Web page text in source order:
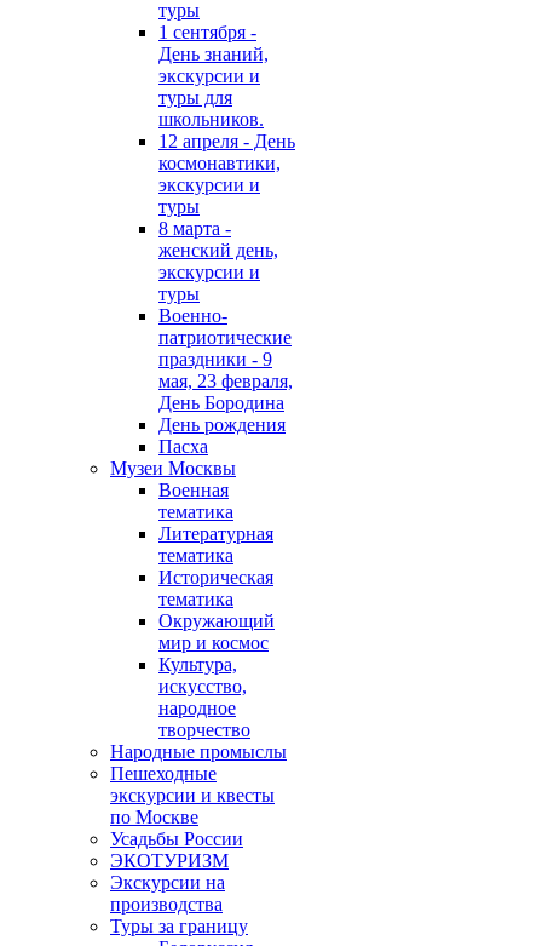
туры
1 сентября -
День знаний,
экскурсии и
туры для
школьников.
12 апреля - День
космонавтики,
экскурсии и
туры
8 марта -
женский день,
экскурсии и
туры
Военно-
патриотические
праздники - 9
мая, 23 февраля,
День Бородина
День рождения
Пасха
Музеи Москвы
Военная
тематика
Литературная
тематика
Историческая
тематика
Окружающий
мир и космос
Культура,
искусство,
народное
творчество
Народные промыслы
Пешеходные
экскурсии и квесты
по Москве
Усадьбы России
ЭКОТУРИЗМ
Экскурсии на
производства
Туры за границу